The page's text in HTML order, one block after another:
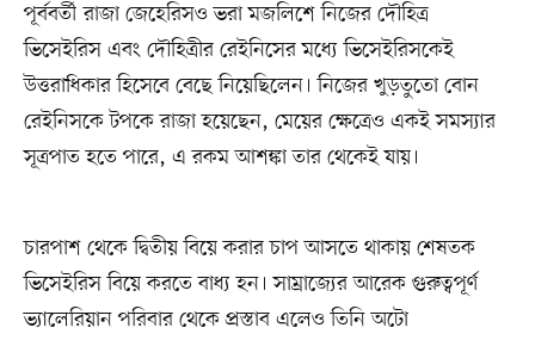
পূর্ববর্তী রাজা জেহেরিসও ভরা মজলিশে নিজের দৌহিত্র
ভিসেইরিস এবং দৌহিত্রীর রেইনিসের মধ্যে ভিসেইরিসকেই
উত্তরাধিকার হিসেবে বেছে নিয়েছিলেন। নিজের খুড়তুতো বোন
রেইনিসকে টপকে রাজা হয়েছেন, মেয়ের ক্ষেত্রেও একই সমস্যার
সূত্রপাত হতে পারে, এ রকম আশঙ্কা তার থেকেই যায়।
চারপাশ থেকে দ্বিতীয় বিয়ে করার চাপ আসতে থাকায় শেষতক
ভিসেইরিস বিয়ে করতে বাধ্য হন। সাম্রাজ্যের আরেক গুরুত্বপূর্ণ
ভ্যালেরিয়ান পরিবার থেকে প্রস্তাব এলেও তিনি অটো